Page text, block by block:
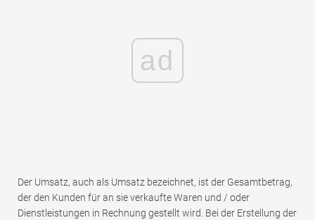
ad
Der Umsatz, auch als Umsatz bezeichnet, ist der Gesamtbetrag,
der den Kunden für an sie verkaufte Waren und / oder
Dienstleistungen in Rechnung gestellt wird. Bei der Erstellung der